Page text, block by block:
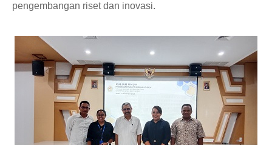
pengembangan riset dan inovasi.